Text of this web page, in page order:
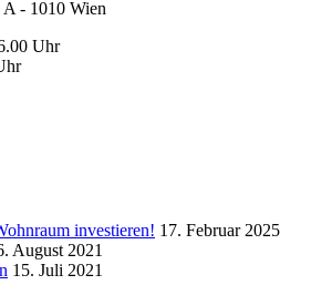
A - 1010 Wien
Uhr
investieren! 17. Februar 2025
August 2021
15. Juli 2021